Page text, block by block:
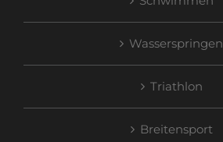
Wasserspringen
Triathlon
Breitensport